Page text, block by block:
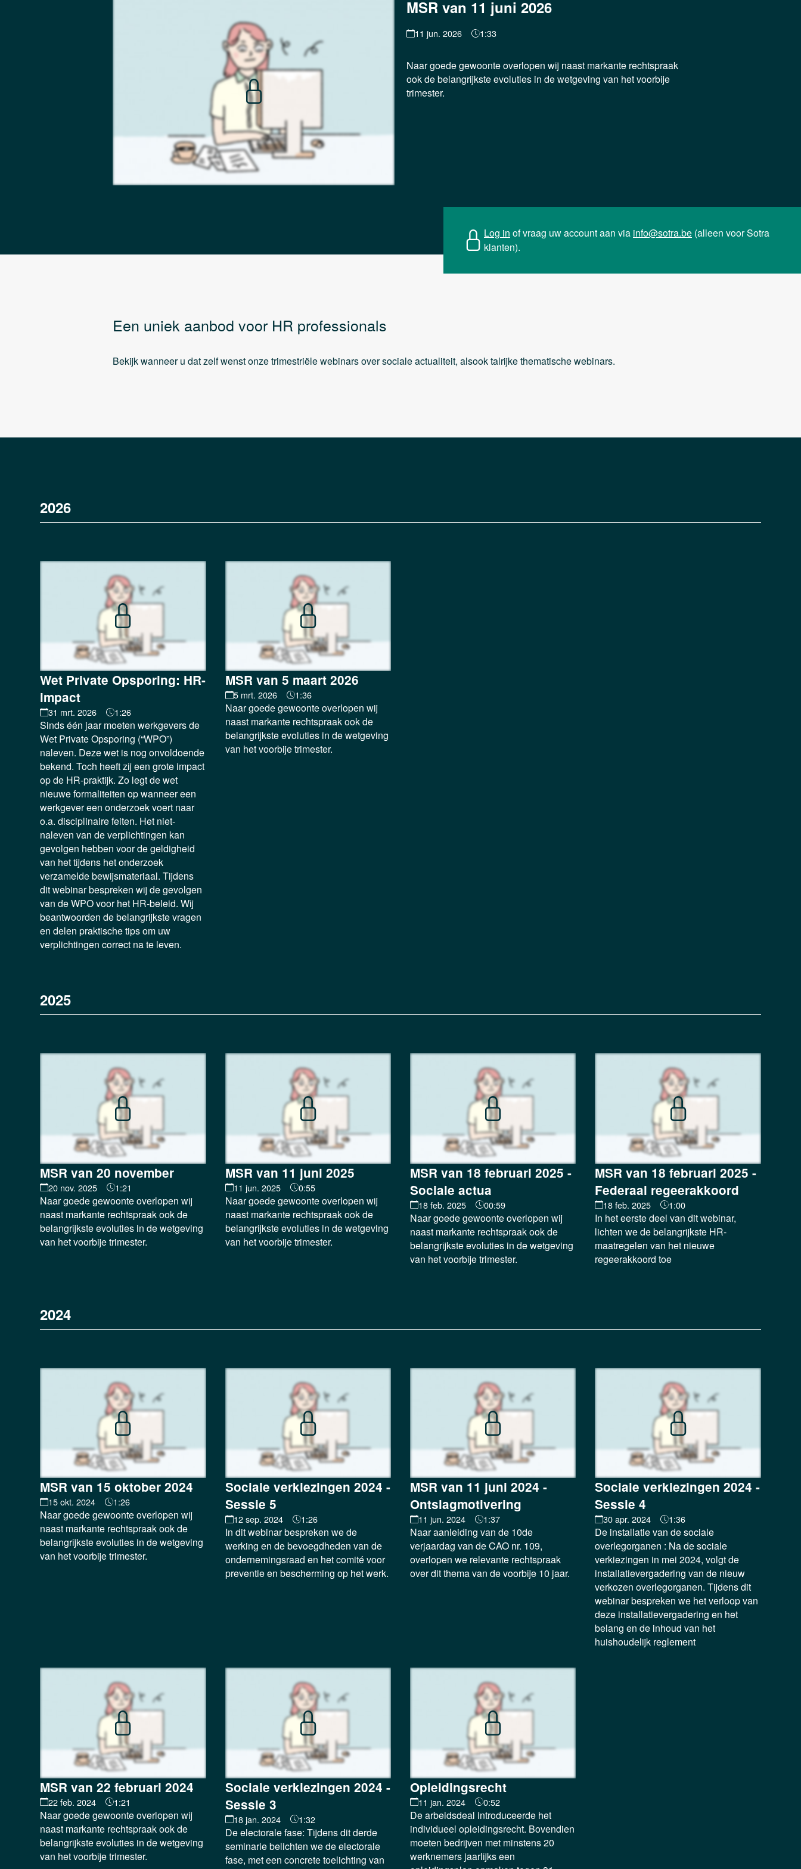
MSR van 11 juni 2026
11 jun. 2026 1:33
Naar goede gewoonte overlopen wij naast markante rechtspraak
ook de belangrijkste evoluties in de wetgeving van het voorbije
trimester.
Log in of vraag uw account aan via info@sotra.be (alleen voor Sotra
klanten).
Een uniek aanbod voor HR professionals
Bekijk wanneer u dat zelf wenst onze trimestriële webinars over sociale actualiteit, alsook talrijke thematische webinars.
2026
Wet Private Opsporing: HR-
impact
31 mrt. 2026 1:26
Sinds één jaar moeten werkgevers de
Wet Private Opsporing (“WPO”)
naleven. Deze wet is nog onvoldoende
bekend. Toch heeft zij een grote impact
op de HR-praktijk. Zo legt de wet
nieuwe formaliteiten op wanneer een
werkgever een onderzoek voert naar
o.a. disciplinaire feiten. Het niet-
naleven van de verplichtingen kan
gevolgen hebben voor de geldigheid
van het tijdens het onderzoek
verzamelde bewijsmateriaal. Tijdens
dit webinar bespreken wij de gevolgen
van de WPO voor het HR-beleid. Wij
beantwoorden de belangrijkste vragen
en delen praktische tips om uw
verplichtingen correct na te leven.
MSR van 5 maart 2026
5 mrt. 2026 1:36
Naar goede gewoonte overlopen wij
naast markante rechtspraak ook de
belangrijkste evoluties in de wetgeving
van het voorbije trimester.
2025
MSR van 20 november
20 nov. 2025 1:21
Naar goede gewoonte overlopen wij
naast markante rechtspraak ook de
belangrijkste evoluties in de wetgeving
van het voorbije trimester.
MSR van 11 juni 2025
11 jun. 2025 0:55
Naar goede gewoonte overlopen wij
naast markante rechtspraak ook de
belangrijkste evoluties in de wetgeving
van het voorbije trimester.
MSR van 18 februari 2025 -
Sociale actua
18 feb. 2025 00:59
Naar goede gewoonte overlopen wij
naast markante rechtspraak ook de
belangrijkste evoluties in de wetgeving
van het voorbije trimester.
MSR van 18 februari 2025 -
Federaal regeerakkoord
18 feb. 2025 1:00
In het eerste deel van dit webinar,
lichten we de belangrijkste HR-
maatregelen van het nieuwe
regeerakkoord toe
2024
MSR van 15 oktober 2024
15 okt. 2024 1:26
Naar goede gewoonte overlopen wij
naast markante rechtspraak ook de
belangrijkste evoluties in de wetgeving
van het voorbije trimester.
Sociale verkiezingen 2024 -
Sessie 5
12 sep. 2024 1:26
In dit webinar bespreken we de
werking en de bevoegdheden van de
ondernemingsraad en het comité voor
preventie en bescherming op het werk.
MSR van 11 juni 2024 -
Ontslagmotivering
11 jun. 2024 1:37
Naar aanleiding van de 10de
verjaardag van de CAO nr. 109,
overlopen we relevante rechtspraak
over dit thema van de voorbije 10 jaar.
Sociale verkiezingen 2024 -
Sessie 4
30 apr. 2024 1:36
De installatie van de sociale
overlegorganen : Na de sociale
verkiezingen in mei 2024, volgt de
installatievergadering van de nieuw
verkozen overlegorganen. Tijdens dit
webinar bespreken we het verloop van
deze installatievergadering en het
belang en de inhoud van het
huishoudelijk reglement
MSR van 22 februari 2024
22 feb. 2024 1:21
Naar goede gewoonte overlopen wij
naast markante rechtspraak ook de
belangrijkste evoluties in de wetgeving
van het voorbije trimester.
Sociale verkiezingen 2024 -
Sessie 3
18 jan. 2024 1:32
De electorale fase: Tijdens dit derde
seminarie belichten we de electorale
fase, met een concrete toelichting van
Opleidingsrecht
11 jan. 2024 0:52
De arbeidsdeal introduceerde het
individueel opleidingsrecht. Bovendien
moeten bedrijven met minstens 20
werknemers jaarlijks een